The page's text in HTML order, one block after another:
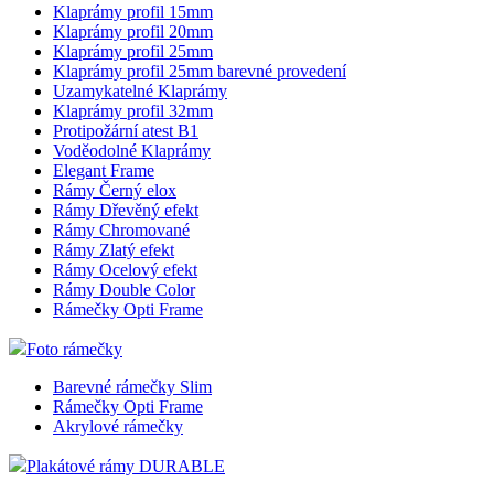
Klaprámy profil 15mm
Klaprámy profil 20mm
Klaprámy profil 25mm
Klaprámy profil 25mm barevné provedení
Uzamykatelné Klaprámy
Klaprámy profil 32mm
Protipožární atest B1
Voděodolné Klaprámy
Elegant Frame
Rámy Černý elox
Rámy Dřevěný efekt
Rámy Chromované
Rámy Zlatý efekt
Rámy Ocelový efekt
Rámy Double Color
Rámečky Opti Frame
Foto rámečky
Barevné rámečky Slim
Rámečky Opti Frame
Akrylové rámečky
Plakátové rámy DURABLE